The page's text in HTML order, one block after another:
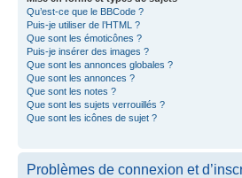
Qu’est-ce que le BBCode ?
Puis-je utiliser de l’HTML ?
Que sont les émoticônes ?
Puis-je insérer des images ?
Que sont les annonces globales ?
Que sont les annonces ?
Que sont les notes ?
Que sont les sujets verrouillés ?
Que sont les icônes de sujet ?
Problèmes de connexion et